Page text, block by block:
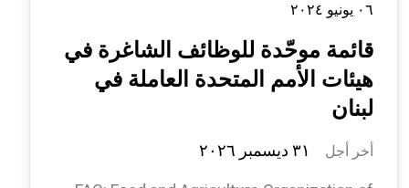
٠٦ يونيو ٢٠٢٤
قائمة موحّدة للوظائف الشاغرة في
هيئات الأمم المتحدة العاملة في
لبنان
أخر أجل ٣١ ديسمبر ٢٠٢٦